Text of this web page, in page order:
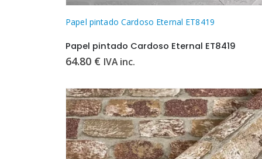
Papel pintado Cardoso Eternal ET8419
Papel pintado Cardoso Eternal ET8419
64.80 € IVA inc.